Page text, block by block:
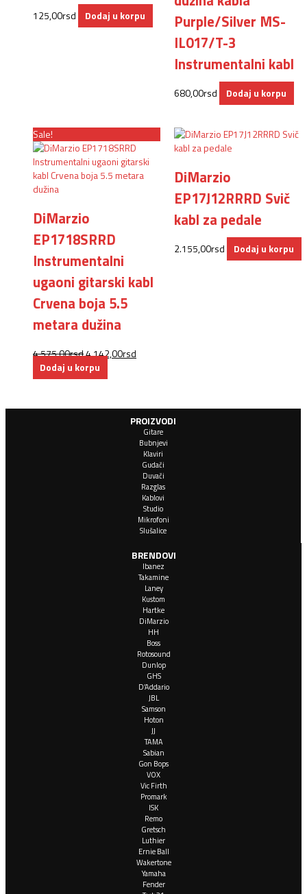
125,00rsd Dodaj u korpu
Purple/Silver MS-
IL017/T-3
Instrumentalni kabl
680,00rsd Dodaj u korpu
Sale!
DiMarzio
EP1718SRRD
Instrumentalni
ugaoni gitarski kabl
Crvena boja 5.5
metara dužina
4.575,00rsd4.142,00rsd
Dodaj u korpu
DiMarzio
EP17J12RRRD Svič
kabl za pedale
2.155,00rsd Dodaj u korpu
PROIZVODI
Gitare
Bubnjevi
Klaviri
Gudači
Duvači
Razglas
Kablovi
Studio
Mikrofoni
Slušalice
BRENDOVI
Ibanez
Takamine
Laney
Kustom
Hartke
DiMarzio
HH
Boss
Rotosound
Dunlop
GHS
D’Addario
JBL
Samson
Hoton
JJ
TAMA
Sabian
Gon Bops
VOX
Vic Firth
Promark
ISK
Remo
Gretsch
Luthier
Ernie Ball
Wakertone
Yamaha
Fender